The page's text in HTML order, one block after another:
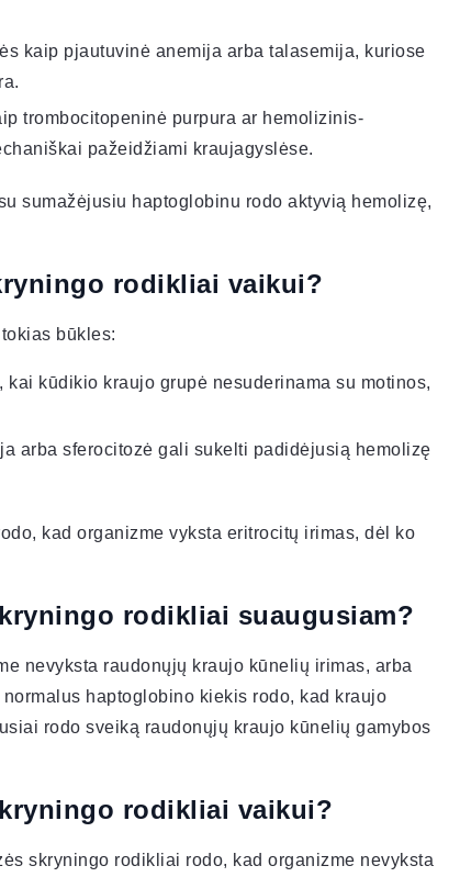
kaip pjautuvinė anemija arba talasemija, kuriose
trombocitopeninė purpura ar hemolizinis-
pažeidžiami kraujagyslėse.
sumažėjusiu haptoglobinu rodo aktyvią hemolizę,
rodikliai vaikui?
būkles:
kai kūdikio kraujo grupė nesuderinama su motinos,
arba sferocitozė gali sukelti padidėjusią hemolizę
kad organizme vyksta eritrocitų irimas, dėl ko
rodikliai suaugusiam?
nevyksta raudonųjų kraujo kūnelių irimas, arba
haptoglobino kiekis rodo, kad kraujo
rodo sveiką raudonųjų kraujo kūnelių gamybos
rodikliai vaikui?
skryningo rodikliai rodo, kad organizme nevyksta